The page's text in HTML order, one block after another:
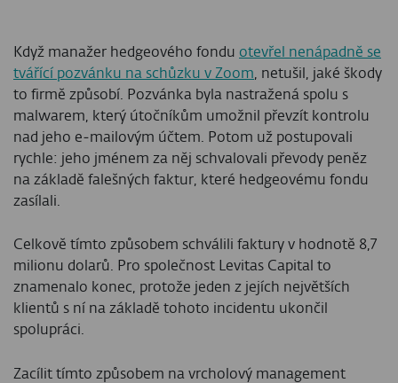
Když manažer hedgeového fondu otevřel nenápadně se
tvářící pozvánku na schůzku v Zoom , netušil, jaké škody
to firmě způsobí. Pozvánka byla nastražená spolu s
malwarem, který útočníkům umožnil převzít kontrolu
nad jeho e‑mailovým účtem. Potom už postupovali
rychle: jeho jménem za něj schvalovali převody peněz
na základě falešných faktur, které hedgeovému fondu
zasílali.
Celkově tímto způsobem schválili faktury v hodnotě 8,7
milionu dolarů. Pro společnost Levitas Capital to
znamenalo konec, protože jeden z jejích největších
klientů s ní na základě tohoto incidentu ukončil
spolupráci.
Zacílit tímto způsobem na vrcholový management